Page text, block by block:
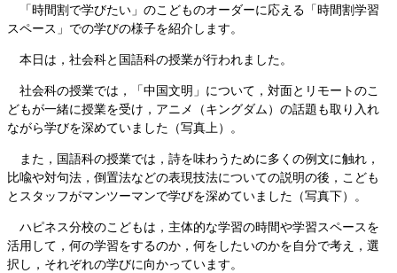
「時間割で学びたい」のこどものオーダーに応える「時間割学習
スペース」での学びの様子を紹介します。
本日は，社会科と国語科の授業が行われました。
社会科の授業では，「中国文明」について，対面とリモートのこ
どもが一緒に授業を受け，アニメ（キングダム）の話題も取り入れ
ながら学びを深めていました（写真上）。
また，国語科の授業では，詩を味わうために多くの例文に触れ，
比喩や対句法，倒置法などの表現技法についての説明の後，こども
とスタッフがマンツーマンで学びを深めていました（写真下）。
ハピネス分校のこどもは，主体的な学習の時間や学習スペースを
活用して，何の学習をするのか，何をしたいのかを自分で考え，選
択し，それぞれの学びに向かっています。